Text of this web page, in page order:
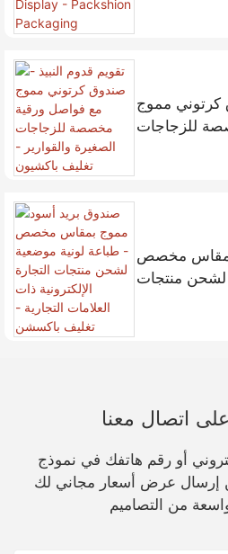
كرتوني مموج
للزجاجات
بمقاس مخصص
لشحن منتجات
اتصال معنا
أو رقم هاتفك في نموذج
إرسال عرض أسعار مجاني لك
من التصاميم